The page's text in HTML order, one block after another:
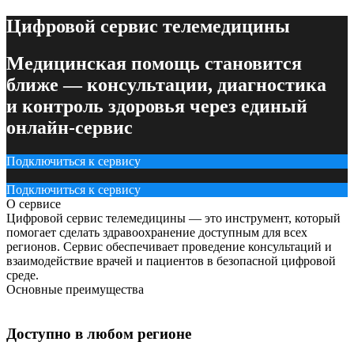
Цифровой сервис телемедицины
Медицинская помощь становится
ближе — консультации, диагностика
и контроль здоровья через единый
онлайн-сервис
Подключиться к сервису
Подключиться к сервису
О сервисе
Цифровой сервис телемедицины — это инструмент, который
помогает сделать здравоохранение доступным для всех
регионов. Сервис обеспечивает проведение консультаций и
взаимодействие врачей и пациентов в безопасной цифровой
среде.
Основные преимущества
Доступно в любом регионе